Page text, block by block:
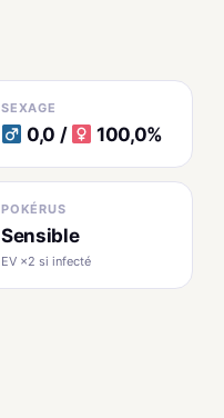
SEXAGE
0,0 / 100,0%
POKÉRUS
Sensible
EV ×2 si infecté